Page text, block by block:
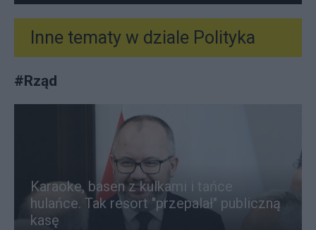
Inne tematy w dziale Polityka
#Rząd
Karaoke, basen z kulkami i tańce
hulańce. Tak resort "przepalał" publiczną
kasę